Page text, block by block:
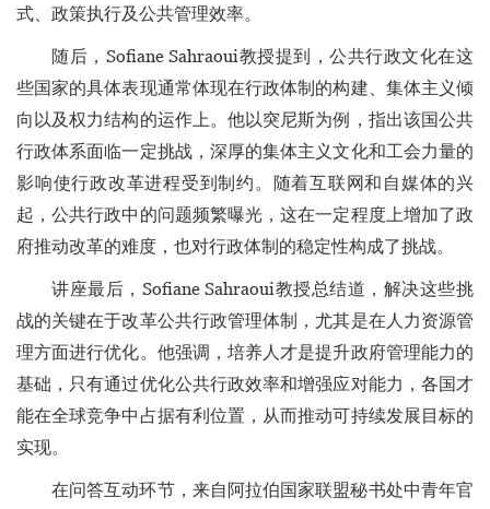
式、政策执行及公共管理效率。
随后，Sofiane Sahraoui教授提到，公共行政文化在这
些国家的具体表现通常体现在行政体制的构建、集体主义倾
向以及权力结构的运作上。他以突尼斯为例，指出该国公共
行政体系面临一定挑战，深厚的集体主义文化和工会力量的
影响使行政改革进程受到制约。随着互联网和自媒体的兴
起，公共行政中的问题频繁曝光，这在一定程度上增加了政
府推动改革的难度，也对行政体制的稳定性构成了挑战。
讲座最后，Sofiane Sahraoui教授总结道，解决这些挑
战的关键在于改革公共行政管理体制，尤其是在人力资源管
理方面进行优化。他强调，培养人才是提升政府管理能力的
基础，只有通过优化公共行政效率和增强应对能力，各国才
能在全球竞争中占据有利位置，从而推动可持续发展目标的
实现。
在问答互动环节，来自阿拉伯国家联盟秘书处中青年官